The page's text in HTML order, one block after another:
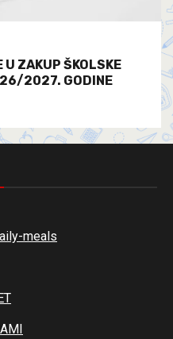
ZAKUP ŠKOLSKE
2027. GODINE
meals